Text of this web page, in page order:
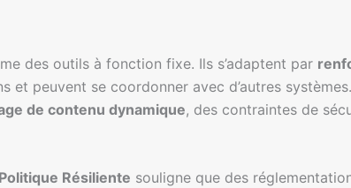
des outils à fonction fixe. Ils s’adaptent par
peuvent se coordonner avec d’autres
de contenu dynamique, des contraintes de
Résiliente souligne que des